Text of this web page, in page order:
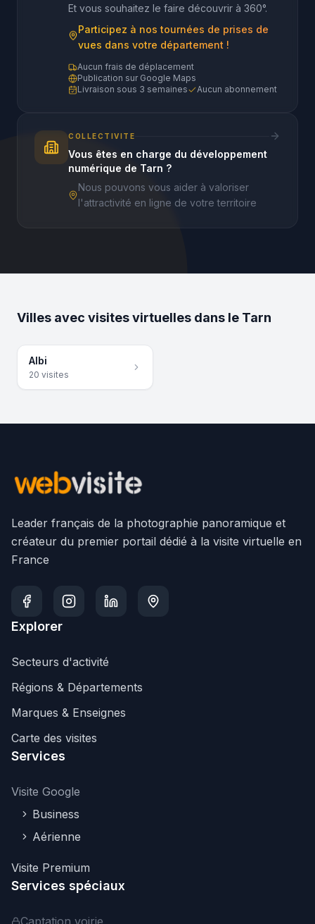
Et vous souhaitez le faire découvrir à 360°.
Participez à nos tournées de prises de
vues dans votre département !
Aucun frais de déplacement
Publication sur Google Maps
Livraison sous 3 semaines
Aucun abonnement
COLLECTIVITE
Vous êtes en charge du développement
numérique de Tarn ?
Nous pouvons vous aider à valoriser
l'attractivité en ligne de votre territoire
Villes avec visites virtuelles dans le Tarn
Albi
20 visites
Leader français de la photographie panoramique et
créateur du premier portail dédié à la visite virtuelle en
France
Explorer
Secteurs d'activité
Régions & Départements
Marques & Enseignes
Carte des visites
Services
Visite Google
Business
Aérienne
Visite Premium
Services spéciaux
Captation voirie